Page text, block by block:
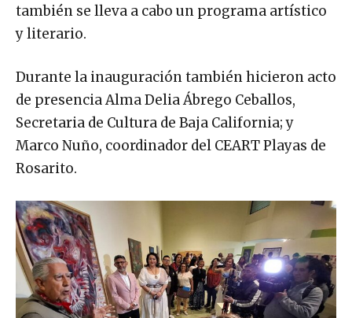
también se lleva a cabo un programa artístico
y literario.
Durante la inauguración también hicieron acto
de presencia Alma Delia Ábrego Ceballos,
Secretaria de Cultura de Baja California; y
Marco Nuño, coordinador del CEART Playas de
Rosarito.